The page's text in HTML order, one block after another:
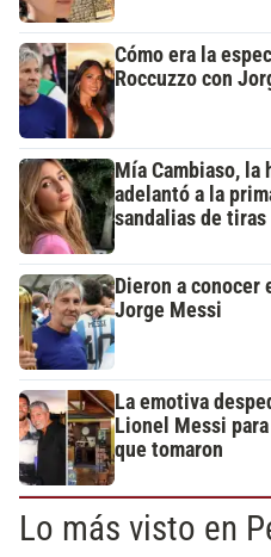
Cómo era la
Roccuzzo con
Mía Cambiaso, la
adelantó a la
sandalias de tiras
Dieron a conocer
Jorge Messi
La emotiva
Lionel Messi
que tomaron
Lo más visto en